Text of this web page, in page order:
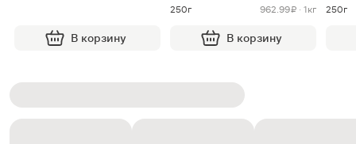
В корзину
250г
962.99 ₽ · 1кг
В корзину
250г